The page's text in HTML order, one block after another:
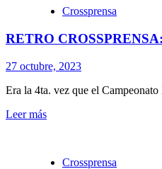
Crossprensa
RETRO
27 octubre, 2023
Era la 4ta. vez que el
Leer más
Crossprensa